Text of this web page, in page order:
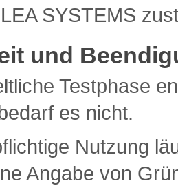
SYSTEMS
und
Testphase
es nicht.
Nutzung
Angabe von